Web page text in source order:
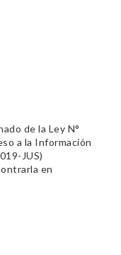
de la Ley N°
a la Información
JUS)
en